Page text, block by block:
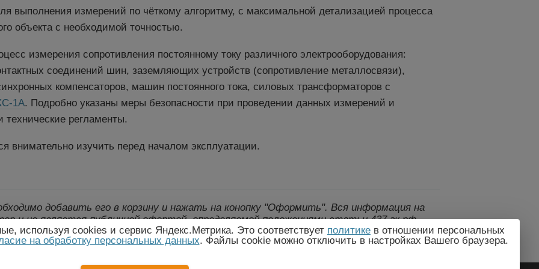
выполнения измерений по чёткому алгоритму, с максимальной детализацией процесса
объекта с необходимой точностью.
измерения сопротивления постоянному току различного электрооборудования:
соединений шин, заземляющих устройств (сопротивление металлосвязи),
компенсаторов, машин постоянного тока, силовых трансформаторов с
1А. Подробно указаны меры безопасности при проведении данных измерений и
регламенты.
внимательно изучить перед началом эксплуатации.
добавить его в корзину и нажать на конопку "Оформить". Вся информация на
и не является публичной офертой, определяемой положениями статьи 437 гк рф.,
поставки товара могут быть изменены производителем без предварительного
используя cookies и сервис Яндекс.Метрика. Это соответствует политике в отношении персональных
на обработку персональных данных. Файлы cookie можно отключить в настройках Вашего браузера.